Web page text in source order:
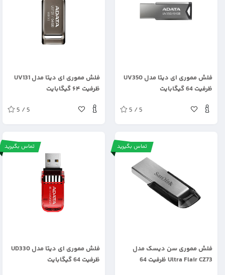
فلش مموری ای دیتا مدل UV350
ظرفیت 64 گیگابایت
5 / 5
فلش مموری ای دیتا مدل UV131
ظرفیت ۶۴ گیگابایت
5 / 5
تماس بگیرید
فلش مموری سن دیسک مدل
Ultra Flair CZ73 ظرفیت 64
تماس بگیرید
فلش مموری ای دیتا مدل UD330
ظرفیت 64 گیگابایت